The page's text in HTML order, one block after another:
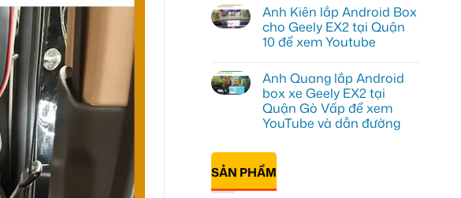
cấp
giải
trí
ô
tô
cho
Ford
Thủ
Đức
cần
ánh
sáng
tốt
bình
luận
ở
Anh
Camera
hành
trình
ô
tô
Suzuki
Quận
12
để
ghi
Anh Kiên lắp Android Box
cho Geely EX2 tại Quận
10 để xem Youtube
bình
luận
ở
Anh
Kiên
lắp
Box
Geely
EX2
tại
Anh Quang lắp Android
box xe Geely EX2 tại
Quận Gò Vấp để xem
YouTube và dẫn đường
có
luận
ở
Anh
SẢN PHẨM